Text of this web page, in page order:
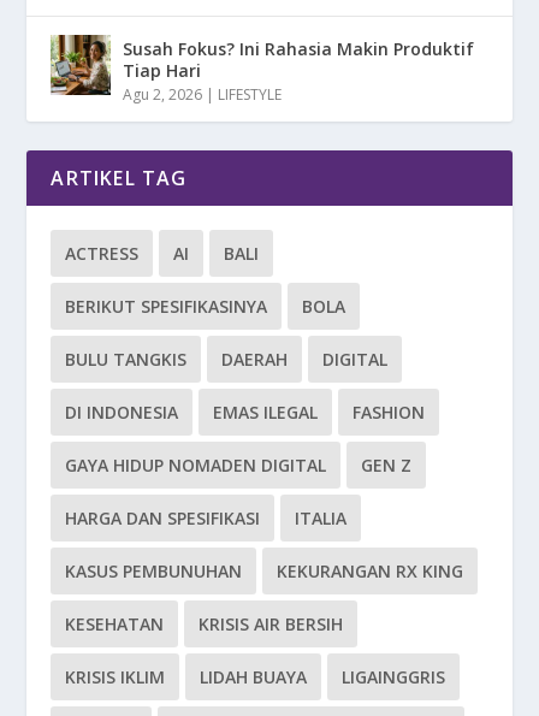
Susah Fokus? Ini Rahasia Makin Produktif
Tiap Hari
Agu 2, 2026 | LIFESTYLE
ARTIKEL TAG
ACTRESS AI BALI
BERIKUT SPESIFIKASINYA BOLA
BULU TANGKIS DAERAH DIGITAL
DI INDONESIA EMAS ILEGAL FASHION
GAYA HIDUP NOMADEN DIGITAL GEN Z
HARGA DAN SPESIFIKASI ITALIA
KASUS PEMBUNUHAN KEKURANGAN RX KING
KESEHATAN KRISIS AIR BERSIH
KRISIS IKLIM LIDAH BUAYA LIGAINGGRIS